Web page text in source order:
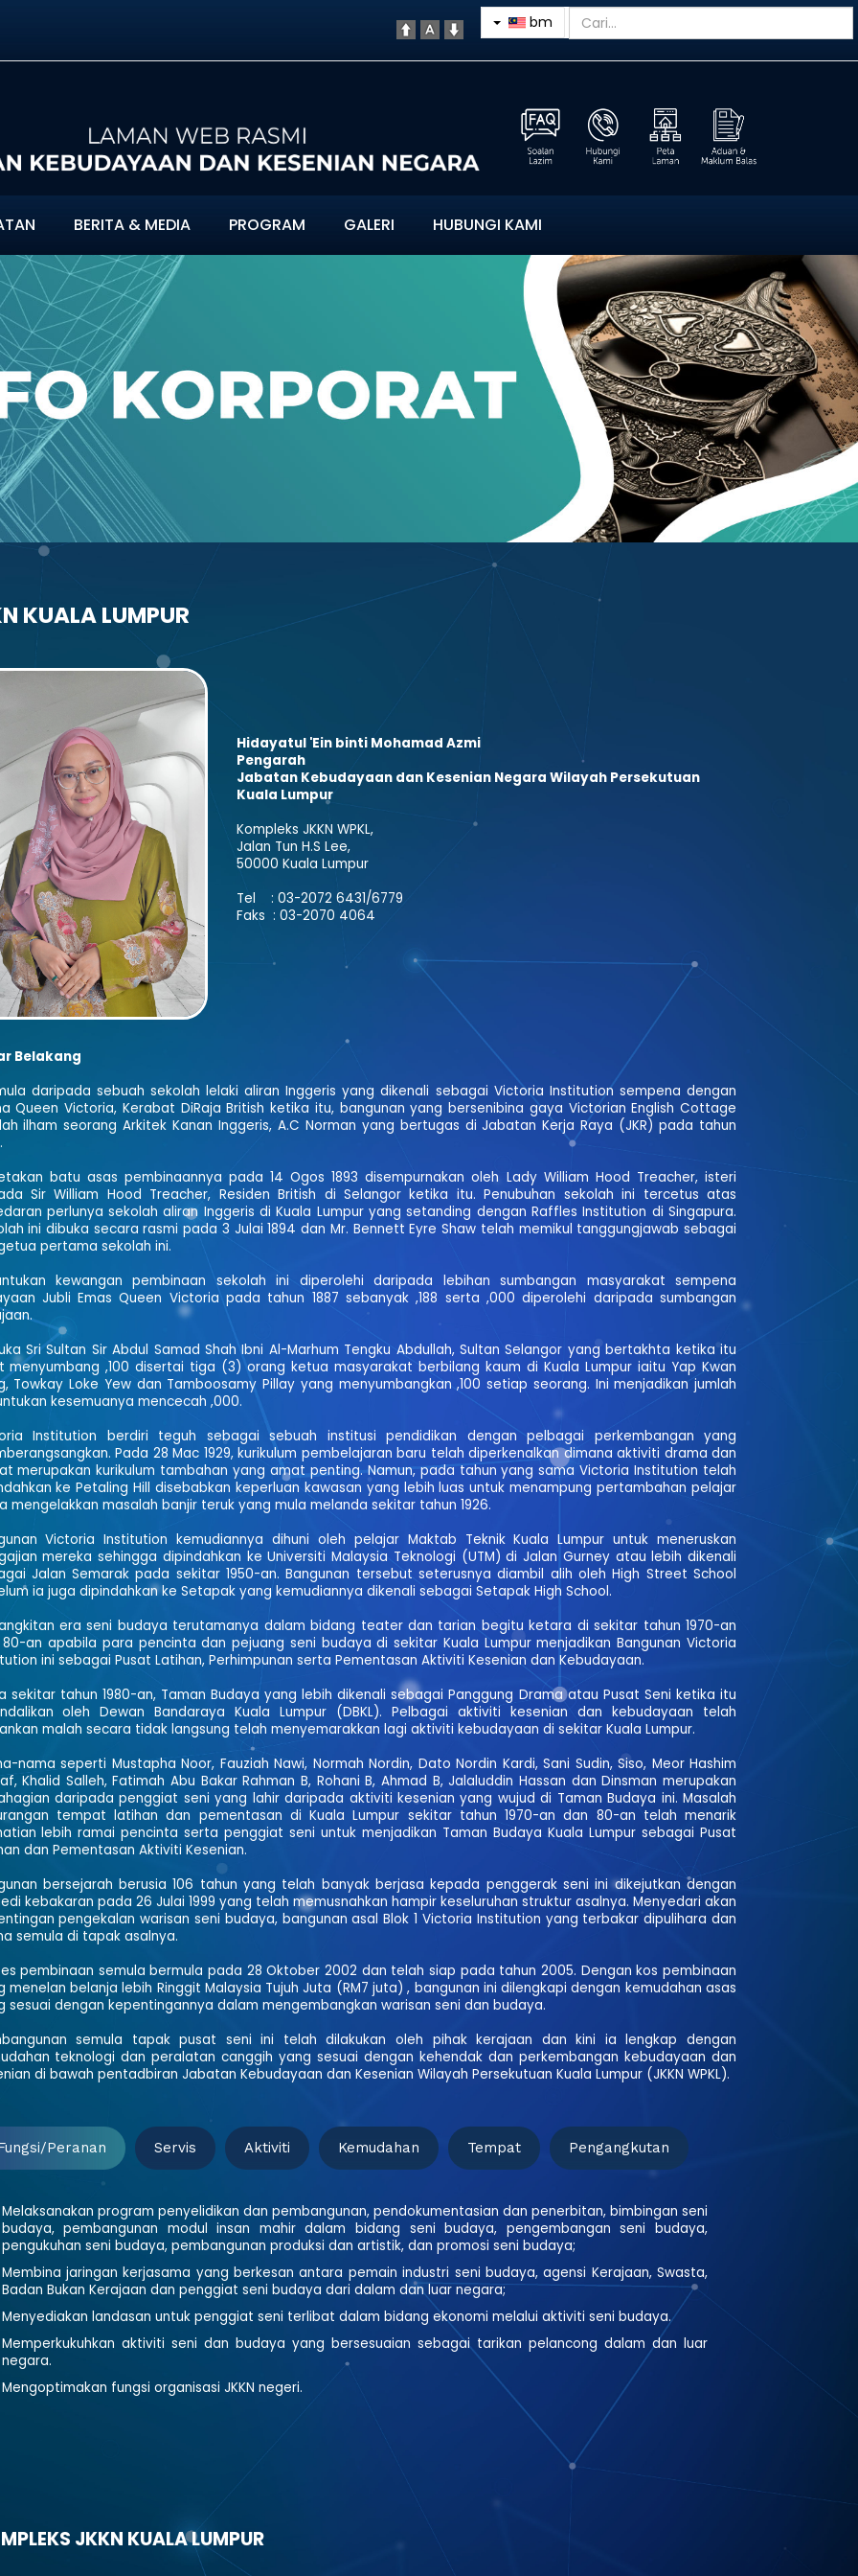
bm
BERITA & MEDIA PROGRAM GALERI HUBUNGI KAMI
KUALA LUMPUR
Hidayatul 'Ein binti Mohamad Azmi
Pengarah
Jabatan Kebudayaan dan Kesenian Negara Wilayah Persekutuan
Kuala Lumpur
Kompleks JKKN WPKL,
Jalan Tun H.S Lee,
50000 Kuala Lumpur
Tel : 03-2072 6431/6779
Faks : 03-2070 4064
Belakang
daripada sebuah sekolah lelaki aliran Inggeris yang dikenali sebagai Victoria Institution sempena dengan
Queen Victoria, Kerabat DiRaja British ketika itu, bangunan yang bersenibina gaya Victorian English Cottage
ilham seorang Arkitek Kanan Inggeris, A.C Norman yang bertugas di Jabatan Kerja Raya (JKR) pada tahun
batu asas pembinaannya pada 14 Ogos 1893 disempurnakan oleh Lady William Hood Treacher, isteri
Sir William Hood Treacher, Residen British di Selangor ketika itu. Penubuhan sekolah ini tercetus atas
perlunya sekolah aliran Inggeris di Kuala Lumpur yang setanding dengan Raffles Institution di Singapura.
ini dibuka secara rasmi pada 3 Julai 1894 dan Mr. Bennett Eyre Shaw telah memikul tanggungjawab sebagai
pertama sekolah ini.
kewangan pembinaan sekolah ini diperolehi daripada lebihan sumbangan masyarakat sempena
Jubli Emas Queen Victoria pada tahun 1887 sebanyak,188 serta ,000 diperolehi daripada sumbangan
Sri Sultan Sir Abdul Samad Shah Ibni Al-Marhum Tengku Abdullah, Sultan Selangor yang bertakhta ketika itu
menyumbang ,100 disertai tiga (3) orang ketua masyarakat berbilang kaum di Kuala Lumpur iaitu Yap Kwan
Towkay Loke Yew dan Tamboosamy Pillay yang menyumbangkan ,100 setiap seorang. Ini menjadikan jumlah
kesemuanya mencecah ,000.
Institution berdiri teguh sebagai sebuah institusi pendidikan dengan pelbagai perkembangan yang
Pada 28 Mac 1929, kurikulum pembelajaran baru telah diperkenalkan dimana aktiviti drama dan
merupakan kurikulum tambahan yang amat penting. Namun, pada tahun yang sama Victoria Institution telah
ke Petaling Hill disebabkan keperluan kawasan yang lebih luas untuk menampung pertambahan pelajar
mengelakkan masalah banjir teruk yang mula melanda sekitar tahun 1926.
Victoria Institution kemudiannya dihuni oleh pelajar Maktab Teknik Kuala Lumpur untuk meneruskan
mereka sehingga dipindahkan ke Universiti Malaysia Teknologi (UTM) di Jalan Gurney atau lebih dikenali
Jalan Semarak pada sekitar 1950-an. Bangunan tersebut seterusnya diambil alih oleh High Street School
ia juga dipindahkan ke Setapak yang kemudiannya dikenali sebagai Setapak High School.
era seni budaya terutamanya dalam bidang teater dan tarian begitu ketara di sekitar tahun 1970-an
an apabila para pencinta dan pejuang seni budaya di sekitar Kuala Lumpur menjadikan Bangunan Victoria
ini sebagai Pusat Latihan, Perhimpunan serta Pementasan Aktiviti Kesenian dan Kebudayaan.
sekitar tahun 1980-an, Taman Budaya yang lebih dikenali sebagai Panggung Drama atau Pusat Seni ketika itu
oleh Dewan Bandaraya Kuala Lumpur (DBKL). Pelbagai aktiviti kesenian dan kebudayaan telah
malah secara tidak langsung telah menyemarakkan lagi aktiviti kebudayaan di sekitar Kuala Lumpur.
nama seperti Mustapha Noor, Fauziah Nawi, Normah Nordin, Dato Nordin Kardi, Sani Sudin, Siso, Meor Hashim
Khalid Salleh, Fatimah Abu Bakar Rahman B, Rohani B, Ahmad B, Jalaluddin Hassan dan Dinsman merupakan
daripada penggiat seni yang lahir daripada aktiviti kesenian yang wujud di Taman Budaya ini. Masalah
tempat latihan dan pementasan di Kuala Lumpur sekitar tahun 1970-an dan 80-an telah menarik
lebih ramai pencinta serta penggiat seni untuk menjadikan Taman Budaya Kuala Lumpur sebagai Pusat
dan Pementasan Aktiviti Kesenian.
bersejarah berusia 106 tahun yang telah banyak berjasa kepada penggerak seni ini dikejutkan dengan
kebakaran pada 26 Julai 1999 yang telah memusnahkan hampir keseluruhan struktur asalnya. Menyedari akan
pengekalan warisan seni budaya, bangunan asal Blok 1 Victoria Institution yang terbakar dipulihara dan
semula di tapak asalnya.
pembinaan semula bermula pada 28 Oktober 2002 dan telah siap pada tahun 2005. Dengan kos pembinaan
menelan belanja lebih Ringgit Malaysia Tujuh Juta (RM7 juta) , bangunan ini dilengkapi dengan kemudahan asas
sesuai dengan kepentingannya dalam mengembangkan warisan seni dan budaya.
semula tapak pusat seni ini telah dilakukan oleh pihak kerajaan dan kini ia lengkap dengan
teknologi dan peralatan canggih yang sesuai dengan kehendak dan perkembangan kebudayaan dan
di bawah pentadbiran Jabatan Kebudayaan dan Kesenian Wilayah Persekutuan Kuala Lumpur (JKKN WPKL).
peranan Servis Aktiviti Kemudahan Tempat Pengangkutan
Melaksanakan program penyelidikan dan pembangunan, pendokumentasian dan penerbitan, bimbingan seni
budaya, pembangunan modul insan mahir dalam bidang seni budaya, pengembangan seni budaya,
pengukuhan seni budaya, pembangunan produksi dan artistik, dan promosi seni budaya;
Membina jaringan kerjasama yang berkesan antara pemain industri seni budaya, agensi Kerajaan, Swasta,
Badan Bukan Kerajaan dan penggiat seni budaya dari dalam dan luar negara;
Menyediakan landasan untuk penggiat seni terlibat dalam bidang ekonomi melalui aktiviti seni budaya.
Memperkukuhkan aktiviti seni dan budaya yang bersesuaian sebagai tarikan pelancong dalam dan luar
negara.
Mengoptimakan fungsi organisasi JKKN negeri.
JKKN KUALA LUMPUR